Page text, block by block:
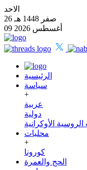
الاحد
26 صفر 1448 هـ
09 أغسطس 2026
الرئيسية
سياسة
+
عربية
دولية
الأوكرانية
محليات
+
كورونا
الحج والعمرة